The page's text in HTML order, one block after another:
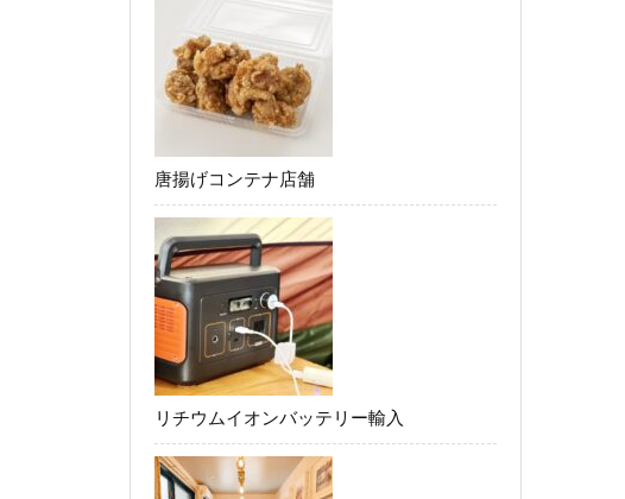
唐揚げコンテナ店舗
リチウムイオンバッテリー輸入